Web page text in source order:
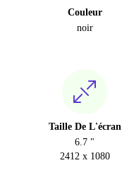
Couleur
noir
Taille De L'écran
6.7 "
2412 x 1080